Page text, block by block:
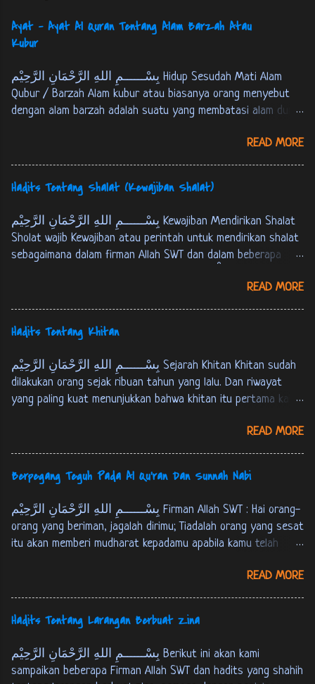
Ayat - Ayat Al Quran Tentang Alam Barzah Atau
Kubur
بِسْــــــمِ اللهِ الرَّحْمَانِ الرَّحِيْم Hidup Sesudah Mati Alam
Qubur / Barzah Alam kubur atau biasanya orang menyebut
dengan alam barzah adalah suatu yang membatasi alam dunia
berada pada alam kubur atau alam barzah, yaitu masa
setelah manusia mati sampai hari kiamat atau tempat
persinggahan pertama menuju akherat. Berikut ini Firman
Allah SWT tentang alam kubur : كُلُّ نَفْسٍ ذَائِقَةُ اْلمَوْتِ، وَ
نَبْلُوْكُمْ بِالشَّرّ وَ اْلخَيْرِ فِتْنَةً، وَ اِلَيْنَا تُرْجَعُوْنَ. الانبياء:35 Tiap-
tiap yang berjiwa akan merasakan mati. Kami akan menguji
kamu dengan keburukan dan kebaikan sebagai cobaan (yang
sebenar-benarnya). Dan hanya kepada Kamilah kamu
READ MORE
Hadits Tentang Shalat (Kewajiban Shalat)
بِسْــــــمِ اللهِ الرَّحْمَانِ الرَّحِيْم Kewajiban Mendirikan Shalat
Sholat wajib Kewajiban atau perintah untuk mendirikan shalat
sebagaimana dalam firman Allah SWT dan dalam beberapa
14] فَاَقِيْمُوا الصَّلوةَ، اِنَّ الصَّلوةَ كَانَتْ عَلَى اْلمُؤْمِنِيْنَ كِتَابًا
مَوْقُوْتًا. النساء: 103 M aka dirikanlah shalat, sesungguhnya
shalat itu adalah kewajiban yang telah ditentukan waktunya
atas orang-orang yang beriman. [QS. An-Nisaa' : 103] عَنْ عَبْدِ
اللهِ بْنِ عُمَرَ قَالَ: قَالَ رَسُوْلُ اللهِ ص: بُنِيَ اْلاِسْلاَمُ عَلَى
خَمْسٍ: شَهَادَةِ اَنْ لاَ اِلهَ اِلاَّ اللهُ وَ اَنَّ مُحَمَّدًا رَسُوْلُ اللهِ، وَ
اِقَامِ الصَّلاَةِ، وَ اِيْتَاءِ الزَّكَاةِ، وَ حَجّ اْلبَيْتِ وَ صَوْمِ رَمَضَانَ.
“Islam itu terd...
READ MORE
Hadits Tentang Khitan
بِسْــــــمِ اللهِ الرَّحْمَانِ الرَّحِيْم Sejarah Khitan Khitan sudah
dilakukan orang sejak ribuan tahun yang lalu. Dan riwayat
yang paling kuat menunjukkan bahwa khitan itu pertama kali
عَنْ اَبِي هُرَيْرَةَ اَنَّ رَسُوْلَ اللهِ ص قَالَ: اخْتَتَنَ اِبْرَاهِيْمُ عَلَيْهِ
السَّلاَمُ بَعْدَ ثَمَانِيْنَ سَنَةً وَاخْتَتَنَ بِالْقَدُوْمِ. البخارى 7: 143 Dari
Abu Hurairah bahwasanya Rasulullah SAW bersabda, "Nabi
Ibrahim AS berkhitan setelah berusia delapan puluh tahun
dan beliau khitan dengan menggunakan kampak”. [HR. Bukhari
juz 7, hal. 143] عَنْ اَبِي هُرَيْرَةَ قَالَ: قَالَ رَسُوْلُ اللهِ ص:
اخْتَتَنَ اِبْرَاهِيْمُ النَّبِيُّ عَلَيْهِ السَّلاَمُ وَ هُوَ ابْنُ ثَمَانِيْنَ سَنَةً
بِالْقَدُوْمِ. مسلم 4: 1839 Dari Abu Hurairah, ia berkata;
Rasulullah SAW bersabda, "Nabi Ibrahim 'AS berkhitan saat
kampak". [HR. Muslim juz 4, hal. 1839]
READ MORE
Berpegang Teguh Pada Al Qu'ran Dan Sunnah Nabi
بِسْــــــمِ اللهِ الرَّحْمَانِ الرَّحِيْم Firman Allah SWT : Hai orang-
orang yang beriman, jagalah dirimu; Tiadalah orang yang sesat
itu akan memberi mudharat kepadamu apabila kamu telah
semuanya, Maka Dia akan menerangkan kepadamu apa yang
telah kamu kerjakan. [QS. Al-Maaidah : 105] [*] Maksudnya:
kesesatan orang lain itu tidak akan memberi mudharat
kepadamu, Asal kamu telah mendapat petunjuk. tapi tidaklah
berarti bahwa orang tidak disuruh berbuat yang ma'ruf dan
mencegah dari yang munkar. Hadits Rasulullah SAW Dari Abu
Umayyah Asy-Sya’baniy, ia berkata : Saya pernah bertanya
READ MORE
Hadits Tentang Larangan Berbuat Zina
بِسْــــــمِ اللهِ الرَّحْمَانِ الرَّحِيْم Berikut ini akan kami
sampaikan beberapa Firman Allah SWT dan hadits yang shahih